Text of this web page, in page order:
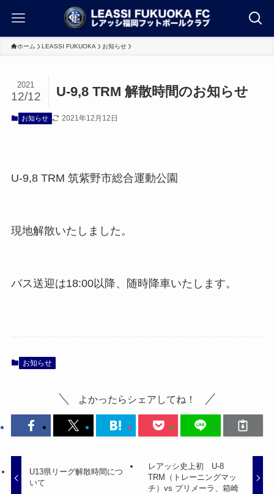
ホーム LEASSI FUKUOKA お知らせ
U-9,8 TRM 解散時間のお知らせ
2021
12/12
お知らせ 2021年12月12日
U-9,8 TRM 筑紫野市総合運動公園
現地解散いたしました。
バス送迎は18:00以降、随時降車いたします。
お知らせ
よかったらシェアしてね！
U13県リーグ解散時間につ
いて
レアッシ史上初 U-8
TRM（トレーニングマッ
チ）vs プリメーラ、箱崎